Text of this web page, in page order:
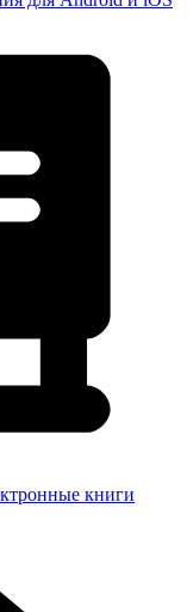
книги